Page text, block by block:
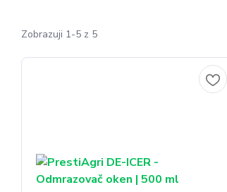
Zobrazuji 1-5 z 5